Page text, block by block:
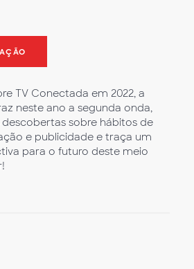
TV Conectada em 2022, a
neste ano a segunda onda,
sobre hábitos de
e publicidade e traça um
para o futuro deste meio